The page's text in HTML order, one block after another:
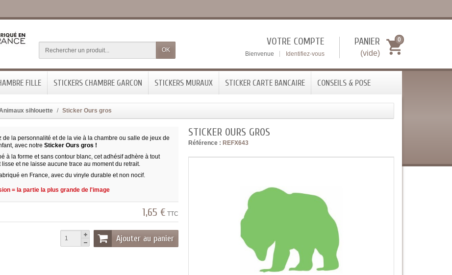
OK
PANIER
(vide)
0
VOTRE COMPTE
Bienvenue Identifiez-vous
FILLE STICKERS CHAMBRE GARCON STICKERS MURAUX STICKER CARTE BANCAIRE CONSEILS & POSE
sihlouette Sticker Ours gros
STICKER OURS GROS
Référence : REFX643
de la personnalité et de la vie à la chambre ou salle de jeux de
avec notreSticker Ours gros !
à la forme et sans contour blanc, cet adhésif adhère à tout
lisse et ne laisse aucune trace au moment du retrait.
en France, avec du vinyle durable et non nocif.
= la partie la plus grande de l'image
1,65 € TTC
Ajouter au panier